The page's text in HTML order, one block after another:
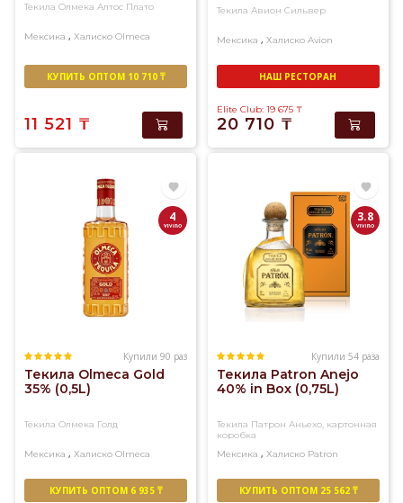
Текила Олмека Алтос Плато
Мексика , Халиско Olmeca
КУПИТЬ ОПТОМ 10 710 ₸
11 521 ₸
Текила Авион Сильвер
Мексика , Халиско Avion
НАШ РЕСТОРАН
Elite Club: 19 675 ₸
20 710 ₸
4
Купили 90 раз
Текила Olmeca Gold
35% (0,5L)
Текила Олмека Голд
Мексика , Халиско Olmeca
КУПИТЬ ОПТОМ 6 935 ₸
3.8
Купили 54 раза
Текила Patron Anejo
40% in Box (0,75L)
Текила Патрон Аньехо, картонная
коробка
Мексика , Халиско Patron
КУПИТЬ ОПТОМ 25 562 ₸